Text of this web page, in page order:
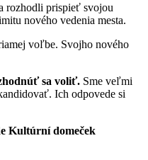
rozhodli prispieť svojou
nového vedenia mesta.
voľbe. Svojho nového
sa voliť. Sme veľmi
Ich odpovede si
Kultúrní domeček